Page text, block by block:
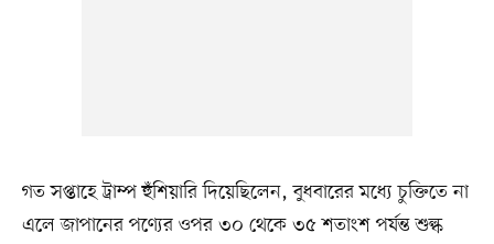
গত সপ্তাহে ট্রাম্প হুঁশিয়ারি দিয়েছিলেন, বুধবারের মধ্যে চুক্তিতে না
এলে জাপানের পণ্যের ওপর ৩০ থেকে ৩৫ শতাংশ পর্যন্ত শুল্ক